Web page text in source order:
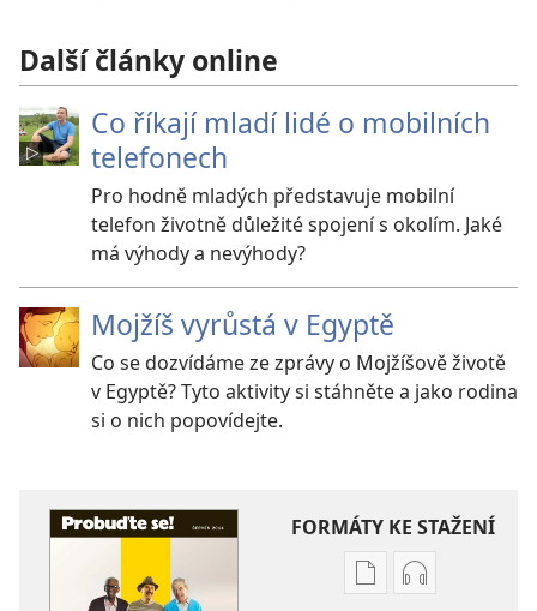
Další články online
Co říkají mladí lidé o mobilních
telefonech
Pro hodně mladých představuje mobilní
telefon životně důležité spojení s okolím. Jaké
má výhody a nevýhody?
Mojžíš vyrůstá v Egyptě
Co se dozvídáme ze zprávy o Mojžíšově životě
v Egyptě? Tyto aktivity si stáhněte a jako rodina
si o nich popovídejte.
FORMÁTY KE STAŽENÍ
FormátyFormáty